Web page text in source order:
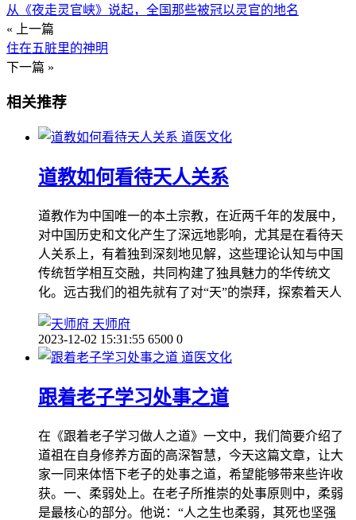
从《夜走灵官峡》说起，全国那些被冠以灵官的地名
« 上一篇
住在五脏里的神明
下一篇 »
相关推荐
道医文化
道教如何看待天人关系
道教作为中国唯一的本土宗教，在近两千年的发展中，
对中国历史和文化产生了深远地影响，尤其是在看待天
人关系上，有着独到深刻地见解，这些理论认知与中国
传统哲学相互交融，共同构建了独具魅力的华传统文
化。远古我们的祖先就有了对“天”的崇拜，探索着天人
天师府
2023-12-02 15:31:55 6500 0
道医文化
跟着老子学习处事之道
在《跟着老子学习做人之道》一文中，我们简要介绍了
道祖在自身修养方面的高深智慧，今天这篇文章，让大
家一同来体悟下老子的处事之道，希望能够带来些许收
获。一、柔弱处上。在老子所推崇的处事原则中，柔弱
是最核心的部分。他说：“人之生也柔弱，其死也坚强